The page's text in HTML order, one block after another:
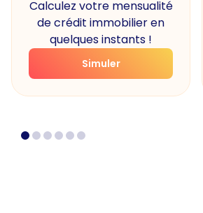
Calculez votre mensualité
de crédit immobilier en
quelques instants !
Simuler